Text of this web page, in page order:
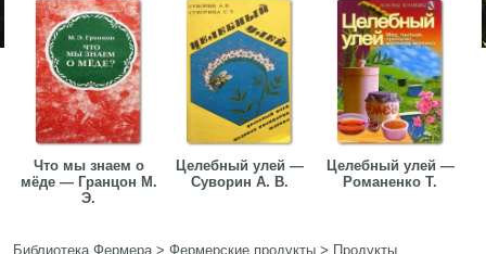
Что мы знаем о
мёде — Гранцон М.
Э.
Целебный улей —
Суворин А. В.
Целебный улей —
Романенко Т.
Библиотека Фермера>Фермерские продукты > Продукты